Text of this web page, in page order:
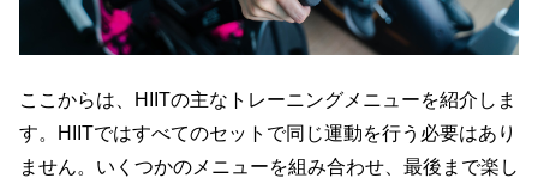
ここからは、 HIITの主なトレーニングメニューを紹介しま
す。
HIITではすべてのセットで同じ運動を行う必要はあり
ません。いくつかのメニューを組み合わせ、最後まで楽し